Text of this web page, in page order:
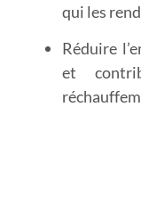
qui les
Réduire
et